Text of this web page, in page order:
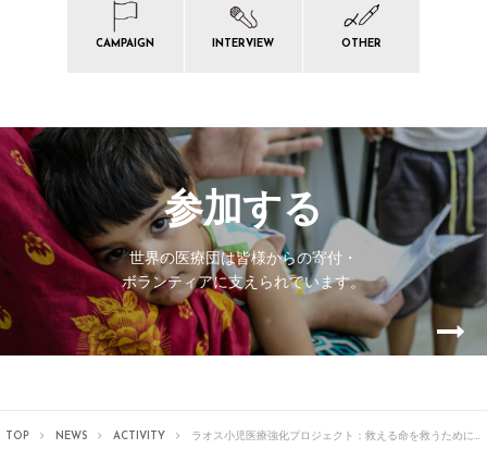
CAMPAIGN INTERVIEW OTHER
参加する
世界の医療団は皆様からの寄付・
ボランティアに支えられています。
TOP NEWS ACTIVITY ラオス小児医療強化プロジェクト：救える命を救うために…